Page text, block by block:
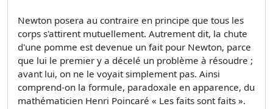
Newton posera au contraire en principe que tous les
corps s'attirent mutuellement. Autrement dit, la chute
d'une pomme est devenue un fait pour Newton, parce
que lui le premier y a décelé un problème à résoudre ;
avant lui, on ne le voyait simplement pas. Ainsi
comprend-on la formule, paradoxale en apparence, du
mathématicien Henri Poincaré « Les faits sont faits ».